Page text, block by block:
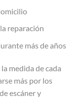
reparación
más de años
medida de cada
más por los
escáner y